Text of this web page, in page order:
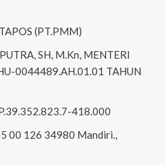
(PT.PMM)
SH, M.Kn, MENTERI
0044489.AH.01.01 TAHUN
418.000
00 126 34980 Mandiri.,